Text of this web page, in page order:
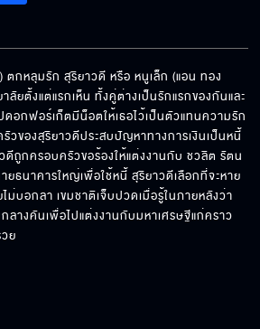
ผมทำอะไรลงไป
ฉันไม่ได้เป็นทาสคุณ
ตกหลุมรัก สุริยาวดี หรือ หนูเล็ก (แอน ทอง
ลัยตั้งแต่แรกเห็น ทั้งคู่ต่างเป็นรักแรกของกันและ
อกฟอร์เก็ตมีน็อตให้เธอไว้เป็นตัวแทนความรัก
วของสุริยาวดีประสบปัญหาทางการเงินเป็นหนี้
ดีถูกครอบครัวขอร้องให้แต่งงานกับ ชวลิต รัตน
ยธนาคารใหญ่เพื่อใช้หนี้ สุริยาวดีเลือกที่จะหาย
ม่บอกลา เขมชาติเจ็บปวดเมื่อรู้ในภายหลังว่า
ลางคันเพื่อไปแต่งงานกับมหาเศรษฐีแก่คราว
ย